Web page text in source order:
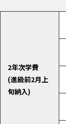
2年次学費
(進級前2月上
旬納入)